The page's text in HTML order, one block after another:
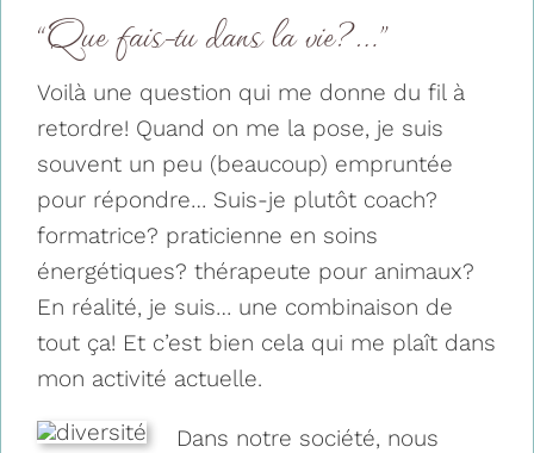
“Que fais-tu dans la vie?…”
Voilà une question qui me donne du fil à
retordre! Quand on me la pose, je suis
souvent un peu (beaucoup) empruntée
pour répondre… Suis-je plutôt coach?
formatrice? praticienne en soins
énergétiques? thérapeute pour animaux?
En réalité, je suis… une combinaison de
tout ça! Et c’est bien cela qui me plaît dans
mon activité actuelle.
Dans notre société, nous